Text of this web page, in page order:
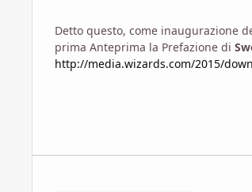
Detto questo, come inaugurazione
prima Anteprima la Prefazione di
http://media.wizards.com/2015/